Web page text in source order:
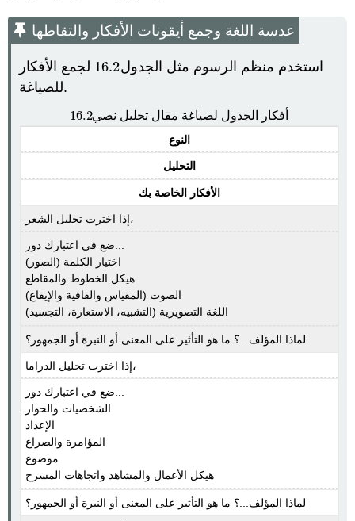
عدسة اللغة وجمع أيقونات الأفكار والتقاطها
استخدم منظم الرسوم مثل الجدول16.2
16.2 لجمع الأفكار
للصياغة.
16.2
16.2أفكار الجدول لصياغة مقال تحليل نصي
النوع
التحليل
الأفكار الخاصة بك
إذا اخترت تحليل الشعر،
اختيار الكلمة (الصور)
هيكل الخطوط والمقاطع
الصوت (المقياس والقافية والإيقاع)
اللغة التصويرية (التشبيه، الاستعارة، التجسيد)
لماذا المؤلف...؟ ما هو التأثير على المعنى أو النبرة أو الجمهور؟
إذا اخترت تحليل الدراما،
الشخصيات والحوار
الإعداد
المؤامرة والصراع
موضوع
هيكل الأعمال والمشاهد واتجاهات المسرح
لماذا المؤلف...؟ ما هو التأثير على المعنى أو النبرة أو الجمهور؟